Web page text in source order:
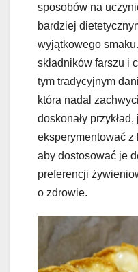
sposobów na
bardziej
wyjątkowego
składników farszu i
tym tradycyjnym
która nadal
doskonały
eksperymentować z
aby dostosować je
preferencji
o zdrowie.